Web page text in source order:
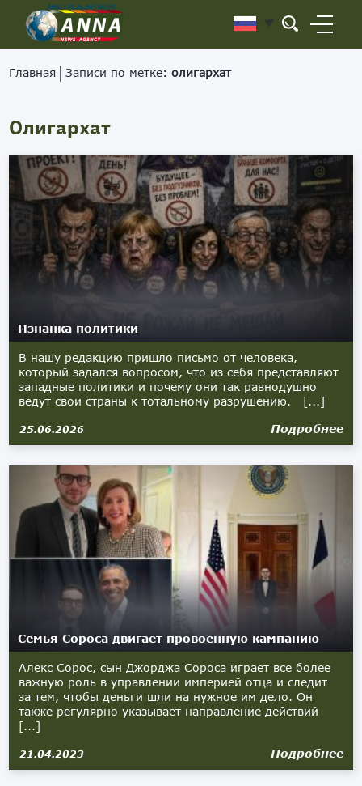
Главная Записи по метке:олигархат
Олигархат
Изнанка политики
В нашу редакцию пришло письмо от человека,
который задался вопросом, что из себя представляют
западные политики и почему они так равнодушно
ведут свои страны к тотальному разрушению. [...]
25.06.2026 Подробнее
Семья Сороса двигает провоенную кампанию
Алекс Сорос, сын Джорджа Сороса играет все более
важную роль в управлении империей отца и следит
за тем, чтобы деньги шли на нужное им дело. Он
также регулярно указывает направление действий
[...]
21.04.2023 Подробнее